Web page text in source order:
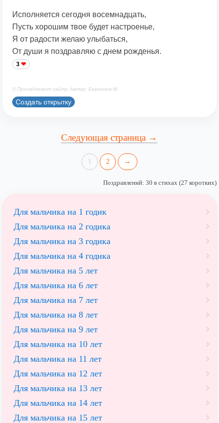
Исполняется сегодня восемнадцать,
Пусть хорошим твое будет настроенье,
Я от радости желаю улыбаться,
От души я поздравляю с днем рожденья.
3
© Принадлежит сайту. Автор: Берсанов М.
Создать открытку
Следующая страница →
1 2 →
Поздравлений: 30 в стихах (27 коротких)
Для мальчика на 1 годик
Для мальчика на 2 годика
Для мальчика на 3 годика
Для мальчика на 4 годика
Для мальчика на 5 лет
Для мальчика на 6 лет
Для мальчика на 7 лет
Для мальчика на 8 лет
Для мальчика на 9 лет
Для мальчика на 10 лет
Для мальчика на 11 лет
Для мальчика на 12 лет
Для мальчика на 13 лет
Для мальчика на 14 лет
Для мальчика на 15 лет